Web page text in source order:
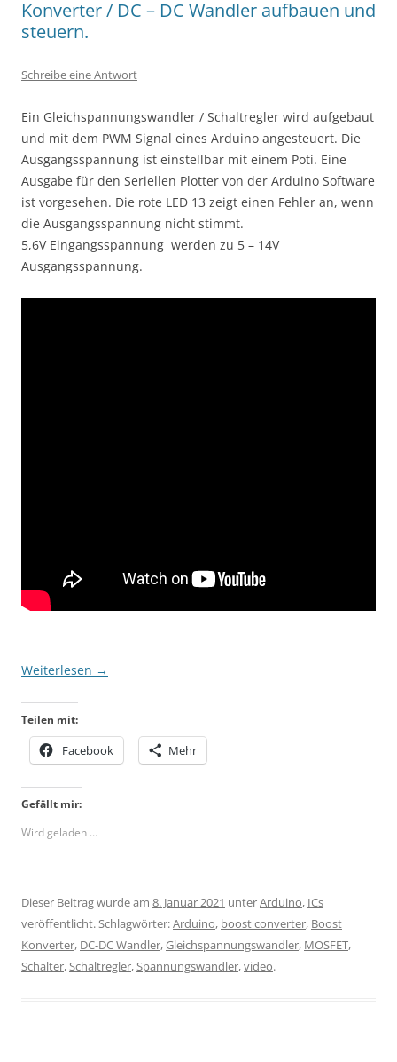
Konverter / DC – DC Wandler aufbauen und
steuern.
Schreibe eine Antwort
Ein Gleichspannungswandler / Schaltregler wird aufgebaut
und mit dem PWM Signal eines Arduino angesteuert. Die
Ausgangsspannung ist einstellbar mit einem Poti. Eine
Ausgabe für den Seriellen Plotter von der Arduino Software
ist vorgesehen. Die rote LED 13 zeigt einen Fehler an, wenn
die Ausgangsspannung nicht stimmt.
5,6V Eingangsspannung werden zu 5 – 14V
Ausgangsspannung.
Weiterlesen →
Teilen mit:
Facebook Mehr
Gefällt mir:
Wird geladen …
Dieser Beitrag wurde am 8. Januar 2021 unterArduino, ICs
veröffentlicht. Schlagwörter:Arduino, boost converter, Boost
Konverter, DC-DC Wandler,Gleichspannungswandler, MOSFET,
Schalter,Schaltregler,Spannungswandler,video.